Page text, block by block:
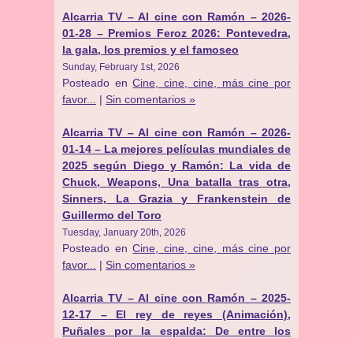
Alcarria TV – Al cine con Ramón – 2026-
01-28 – Premios Feroz 2026: Pontevedra,
la gala, los premios y el famoseo
Sunday, February 1st, 2026
Posteado enCine, cine, cine, más cine por
favor...
| Sin comentarios »
Alcarria TV – Al cine con Ramón – 2026-
01-14 – La mejores películas mundiales de
2025 según Diego y Ramón: La vida de
Chuck, Weapons, Una batalla tras otra,
Sinners, La Grazia y Frankenstein de
Guillermo del Toro
Tuesday, January 20th, 2026
Posteado enCine, cine, cine, más cine por
favor...
| Sin comentarios »
Alcarria TV – Al cine con Ramón – 2025-
12-17 – El rey de reyes (Animación),
Puñales por la espalda: De entre los